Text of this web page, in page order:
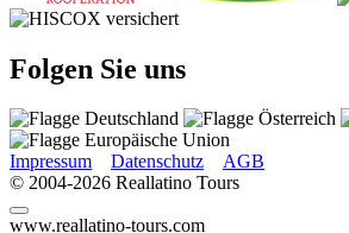
Folgen Sie uns
Impressum Datenschutz
AGB
© 2004-2026 Reallatino Tours
www.reallatino-tours.com